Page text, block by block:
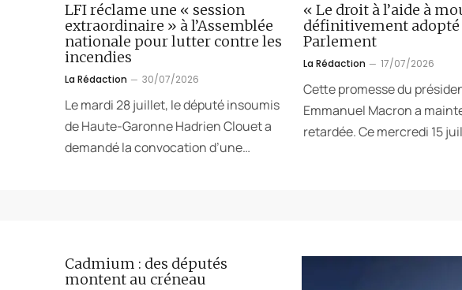
LFI réclame une « session
extraordinaire » à l’Assemblée
nationale pour lutter contre les
incendies
La Rédaction 30/07/2026
Le mardi 28 juillet, le député insoumis
de Haute-Garonne Hadrien Clouet a
demandé la convocation d’une…
« Le droit à l’aide à
définitivement adopté
Parlement
La Rédaction 17/07/2026
Cette promesse du
Emmanuel Macron a
retardée. Ce mercredi 15
Cadmium : des députés
montent au créneau